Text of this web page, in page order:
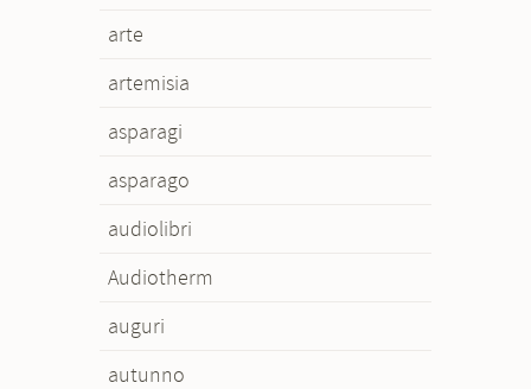
arte
artemisia
asparagi
asparago
audiolibri
Audiotherm
auguri
autunno